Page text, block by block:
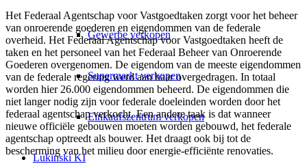
Gewerbe verkopen
Supermarkt verkopen
Einkaufszentrum verkopen
Lukinski KI
Het Federaal Agentschap voor Vastgoedtaken zorgt voor het beheer
van onroerende goederen en eigendommen van de federale
overheid. Het Federaal Agentschap voor Vastgoedtaken heeft de
taken en het personeel van het Federaal Beheer van Onroerende
Goederen overgenomen. De eigendom van de meeste eigendommen
van de federale regering werd aan haar overgedragen. In totaal
worden hier 26.000 eigendommen beheerd. De eigendommen die
niet langer nodig zijn voor federale doeleinden worden door het
federaal agentschap verkocht. Een andere taak is dat wanneer
nieuwe officiële gebouwen moeten worden gebouwd, het federale
agentschap optreedt als bouwer. Het draagt ook bij tot de
bescherming van het milieu door energie-efficiënte renovaties.